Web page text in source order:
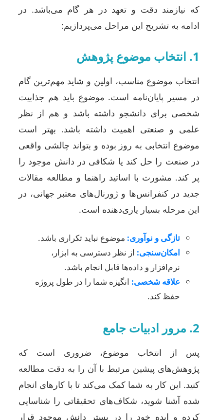
که نیازمند دقت و تعهد در هر گام می‌باشد. در
ادامه به تشریح این مراحل می‌پردازیم:
1. انتخاب موضوع پژوهش
انتخاب موضوع مناسب، اولین و شاید مهم‌ترین گام
در مسیر پایان‌نامه است. موضوع باید هم جذابیت
شخصی برای دانشجو داشته باشد و هم از نظر
علمی و صنعتی اهمیت داشته باشد. بهتر است
موضوع انتخابی به روز بوده و بتواند چالشی واقعی
در صنعت را حل کند یا شکافی در دانش موجود را
پر کند. مشورت با اساتید راهنما و مطالعه مقالات
جدید در کنفرانس‌ها و ژورنال‌های معتبر جهانی، در
این مرحله بسیار یاری‌دهنده است.
تازگی و نوآوری: موضوع نباید تکراری باشد.
امکان‌سنجی: از نظر دسترسی به ابزار،
نرم‌افزار و داده‌ها قابل انجام باشد.
علاقه شخصی: انگیزه شما را در طول پروژه
حفظ کند.
2. مرور ادبیات جامع
پس از انتخاب موضوع، ضروری است که
پژوهش‌های پیشین مرتبط با آن را به دقت مطالعه
کنید. این کار به شما کمک می‌کند تا با کارهای انجام
شده آشنا شوید، شکاف‌های تحقیقاتی را شناسایی
کرده و ایده خود را در بستر دانش موجود قرار